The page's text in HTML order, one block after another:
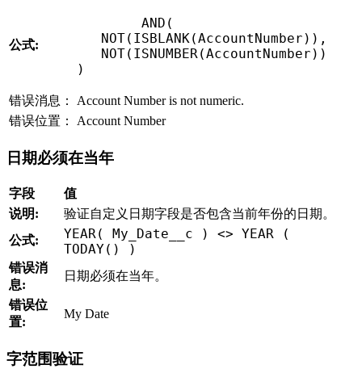
公式:
AND (
NOT( ISBLANK(AccountNumber ) ) ,
NOT( ISNUMBER(AccountNumber ) )
)
错误消息：
Account Number is not numeric.
错误位置：
Account Number
日期必须在当年
字段
值
说明:
验证自定义日期字段是否包含当前年份的日期。
公式:
YEAR( My_Date__c ) <> YEAR (
TODAY() )
错误消
息:
日期必须在当年。
错误位
置:
My Date
字范围验证